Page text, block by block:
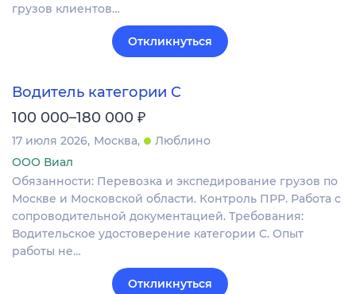
грузов клиентов…
Откликнуться
Водитель категории C
100 000–180 000 ₽
17 июля 2026 Москва
Люблино
ООО Виал
Обязанности: Перевозка и экспедирование грузов по
Москве и Московской области. Контроль ПРР. Работа с
сопроводительной документацией. Требования:
Водительское удостоверение категории C. Опыт
работы не…
Откликнуться